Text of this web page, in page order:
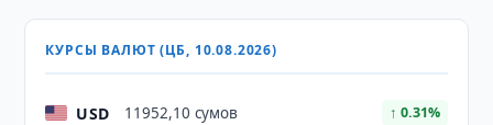
КУРСЫ ВАЛЮТ (ЦБ, 10.08.2026)
USD 11952,10 сумов ↑ 0.31%